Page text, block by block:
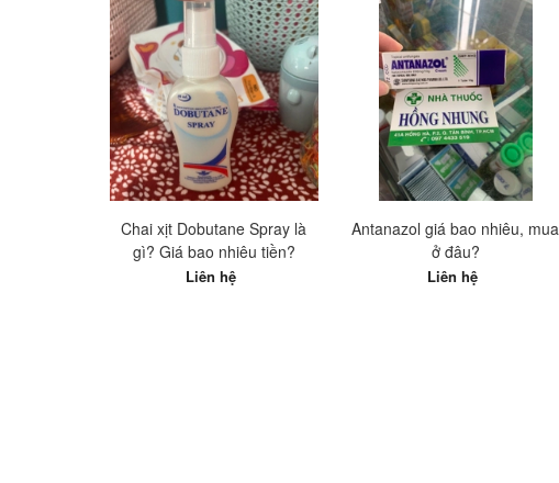
Chai xịt Dobutane Spray là
gì? Giá bao nhiêu tiền?
Liên hệ
Antanazol giá bao nhiêu, mua
ở đâu?
Liên hệ